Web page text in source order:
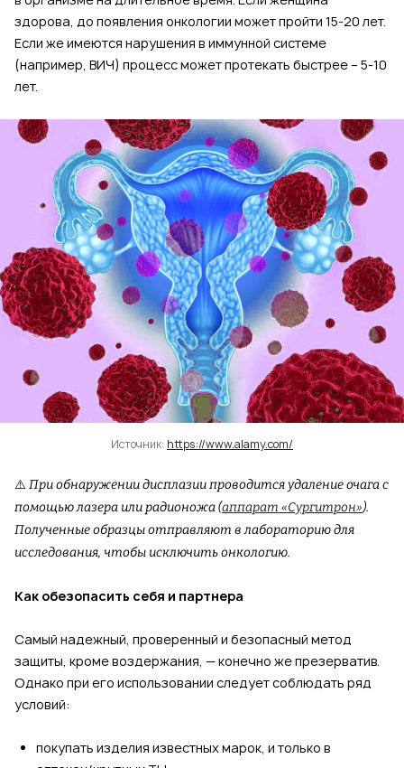
здорова, до появления онкологии может пройти 15-20 лет.
Если же имеются нарушения в иммунной системе
(например, ВИЧ) процесс может протекать быстрее – 5-10
лет.
Источник: https://www.alamy.com/
⚠️ При обнаружении дисплазии проводится удаление очага с
помощью лазера или радионожа (аппарат «Сургитрон»).
Полученные образцы отправляют в лабораторию для
исследования, чтобы исключить онкологию.
Как обезопасить себя и партнера
Самый надежный, проверенный и безопасный метод
защиты, кроме воздержания, — конечно же презерватив.
Однако при его использовании следует соблюдать ряд
условий:
покупать изделия известных марок, и только в